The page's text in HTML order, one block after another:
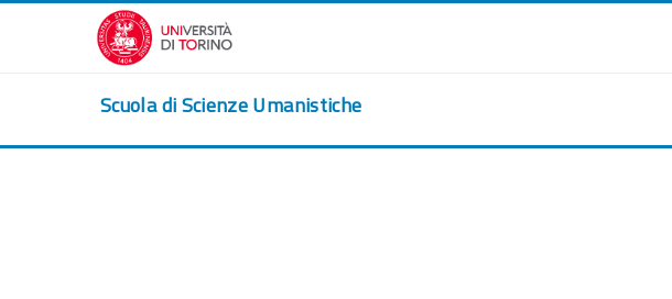
Vai al contenuto principale
Scuola di Scienze Umanistiche